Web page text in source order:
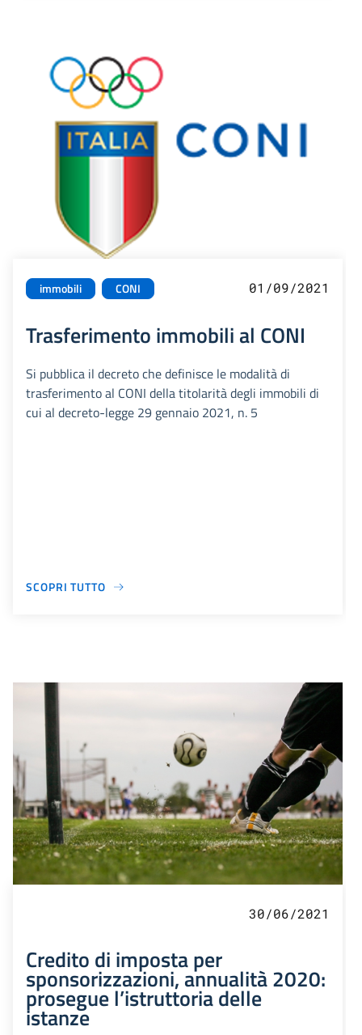
immobili CONI 01/09/2021
Trasferimento immobili al CONI
Si pubblica il decreto che definisce le modalità di
trasferimento al CONI della titolarità degli immobili di
cui al decreto-legge 29 gennaio 2021, n. 5
SCOPRI TUTTO
30/06/2021
Credito di imposta per
sponsorizzazioni, annualità 2020:
prosegue l’istruttoria delle
istanze